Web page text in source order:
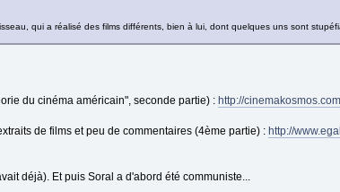
qui a réalisé des films différents, bien à lui, dont quelques uns sont
du cinéma américain", seconde partie) : http://
de films et peu de commentaires (4ème partie) : http://
déjà). Et puis Soral a d'abord été communiste...